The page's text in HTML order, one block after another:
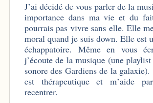
J’ai décidé de vous parler de la
importance dans ma vie et du
pourrais pas vivre sans elle. Elle
moral quand je suis down. Elle est
échappatoire. Même en vous
j’écoute de la musique (une
sonore des Gardiens de la
est thérapeutique et m’aide
recentrer.